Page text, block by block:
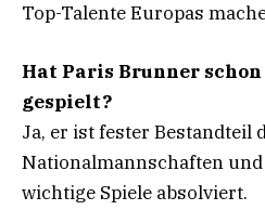
Top-Talente Europas
Hat Paris Brunner
gespielt?
Ja, er ist fester Bestandteil
Nationalmannschaften
wichtige Spiele absolviert.